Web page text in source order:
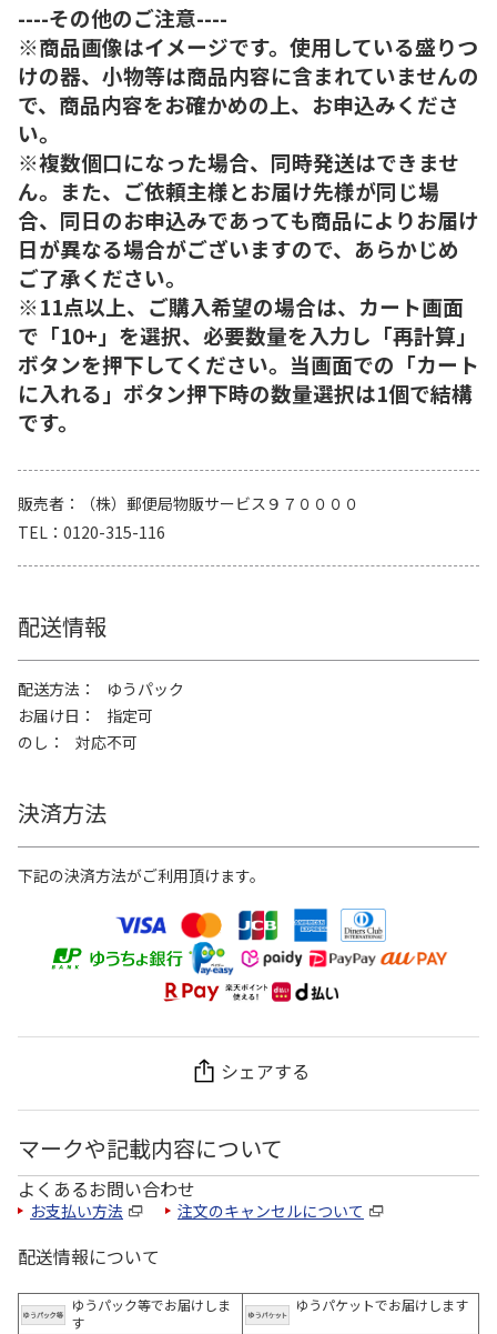
----その他のご注意----
※商品画像はイメージです。使用している盛りつ
けの器、小物等は商品内容に含まれていませんの
で、商品内容をお確かめの上、お申込みくださ
い。
※複数個口になった場合、同時発送はできませ
ん。また、ご依頼主様とお届け先様が同じ場
合、同日のお申込みであっても商品によりお届け
日が異なる場合がございますので、あらかじめ
ご了承ください。
※11点以上、ご購入希望の場合は、カート画面
で「10+」を選択、必要数量を入力し「再計算」
ボタンを押下してください。当画面での「カート
に入れる」ボタン押下時の数量選択は1個で結構
です。
販売者
（株）郵便局物販サービス９７００００
TEL
0120-315-116
配送情報
配送方法
ゆうパック
お届け日
指定可
のし
対応不可
決済方法
下記の決済方法がご利用頂けます。
シェアする
マークや記載内容について
よくあるお問い合わせ
お支払い方法 注文のキャンセルについて
配送情報について
ゆうパック等でお届けしま
す
ゆうパケットでお届けします